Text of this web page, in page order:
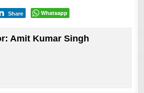
Share Whatsapp
Amit Kumar Singh